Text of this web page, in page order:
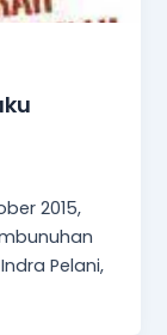
2015,
Pelani,